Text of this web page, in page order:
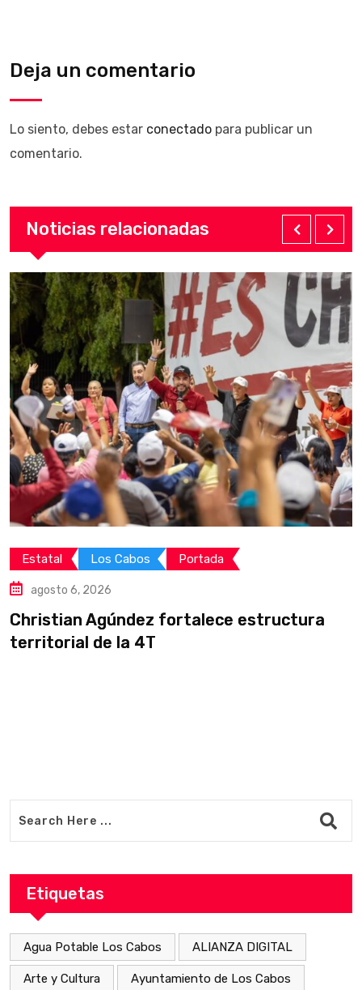
Deja un comentario
Lo siento, debes estar conectado para publicar un
comentario.
Noticias relacionadas
Estatal Los Cabos Portada
agosto 6, 2026
Christian Agúndez fortalece estructura
territorial de la 4T
Etiquetas
Agua Potable Los Cabos ALIANZA DIGITAL
Arte y Cultura Ayuntamiento de Los Cabos